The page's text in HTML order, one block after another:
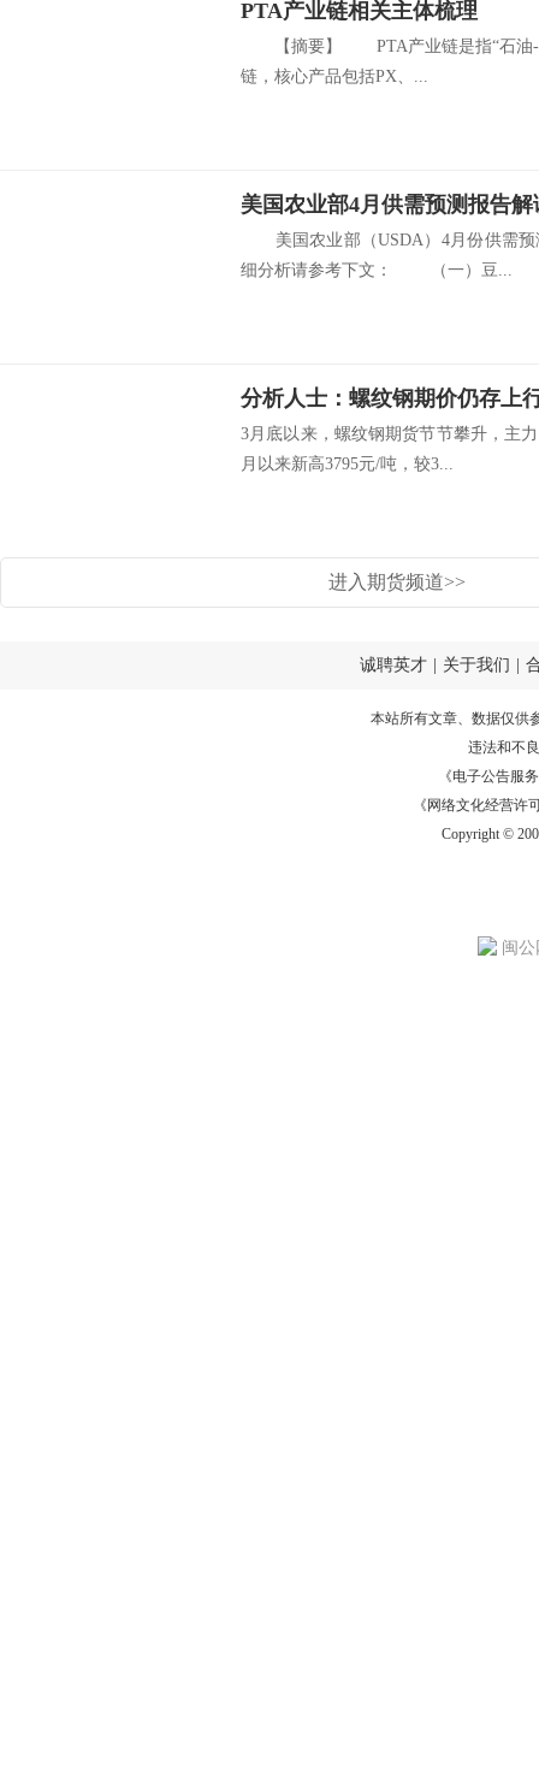
PTA产业链相关主体梳理
【摘要】 PTA产业链是指“石油-
链，核心产品包括PX、...
美国农业部4月供需预测报告解
美国农业部（USDA）4月份供需预
细分析请参考下文： （一）豆...
分析人士：螺纹钢期价仍存上
3月底以来，螺纹钢期货节节攀升，主
月以来新高3795元/吨，较3...
进入期货频道>>
诚聘英才 关于我们
本站所有文章、数据仅供
违法和不
《电子公告服务
《网络文化经营许
Copyright ©
闽公